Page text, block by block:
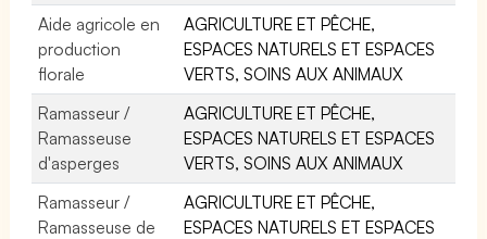
Aide agricole en
production
florale
AGRICULTURE ET PÊCHE,
ESPACES NATURELS ET ESPACES
VERTS, SOINS AUX ANIMAUX
Ramasseur /
Ramasseuse
d'asperges
AGRICULTURE ET PÊCHE,
ESPACES NATURELS ET ESPACES
VERTS, SOINS AUX ANIMAUX
Ramasseur /
Ramasseuse de
AGRICULTURE ET PÊCHE,
ESPACES NATURELS ET ESPACES